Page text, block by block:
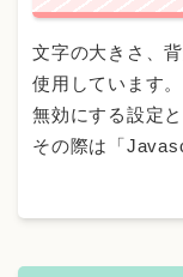
文字の大きさ、
使用しています
無効にする設定
その際は「